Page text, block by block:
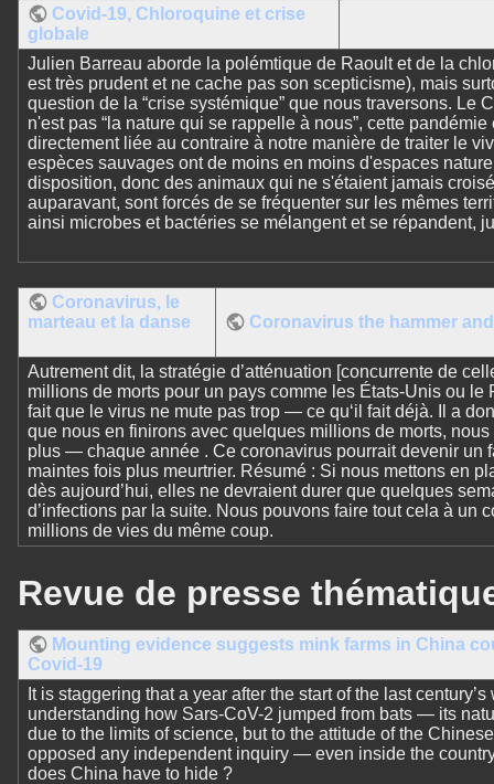
Covid-19, Chloroquine et crise
globale
Julien Barreau aborde la polémtique de Raoult et de la
est très prudent et ne cache pas son scepticisme), mais
question de la “crise systémique” que nous traversons. Le
n'est pas “la nature qui se rappelle à nous”, cette pandémie
directement liée au contraire à notre manière de traiter le
espèces sauvages ont de moins en moins d'espaces
disposition, donc des animaux qui ne s'étaient jamais
auparavant, sont forcés de se fréquenter sur les mêmes
ainsi microbes et bactéries se mélangent et se répandent,
Coronavirus, le
marteau et la danse
Coronavirus the hammer
Autrement dit, la stratégie d’atténuation [concurrente de
millions de morts pour un pays comme les États-Unis ou
fait que le virus ne mute pas trop — ce qu‘il fait déjà. Il a
que nous en finirons avec quelques millions de morts,
plus — chaque année . Ce coronavirus pourrait devenir un
maintes fois plus meurtrier. Résumé : Si nous mettons en
dès aujourd’hui, elles ne devraient durer que quelques
d’infections par la suite. Nous pouvons faire tout cela à un
millions de vies du même coup.
Revue de presse
Mounting evidence suggests mink farms in China
Covid-19
It is staggering that a year after the start of the last
understanding how Sars-CoV-2 jumped from bats — its
due to the limits of science, but to the attitude of the
opposed any independent inquiry — even inside the
does China have to hide ?